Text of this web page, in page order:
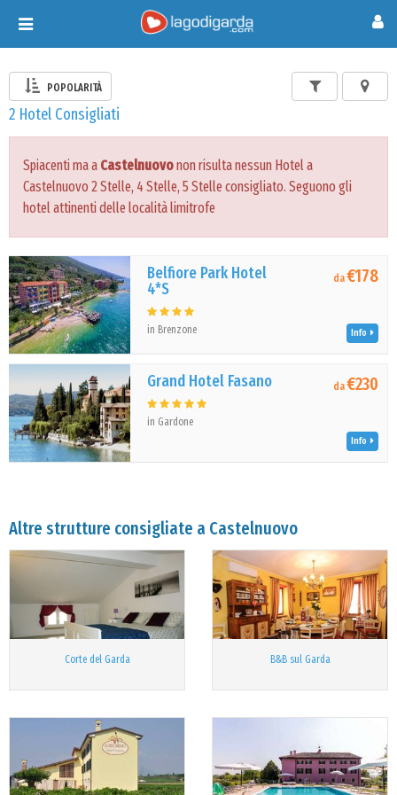
Toggle
navigation
POPOLARITÀ
2 Hotel Consigliati
Spiacenti ma a Castelnuovonon risulta nessun Hotel a
Castelnuovo 2 Stelle, 4 Stelle, 5 Stelle consigliato. Seguono gli
hotel attinenti delle località limitrofe
Belfiore Park Hotel
4*S
in Brenzone
da€178
Info
Grand Hotel Fasano
in Gardone
da€230
Info
Altre strutture consigliate a Castelnuovo
Corte del Garda B&B sul Garda